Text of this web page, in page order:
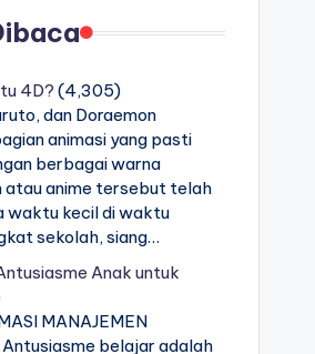
4D? (4,305)
dan Doraemon
animasi yang pasti
berbagai warna
atau anime tersebut telah
waktu kecil di waktu
sekolah, siang…
Anak untuk
MANAJEMEN
belajar adalah